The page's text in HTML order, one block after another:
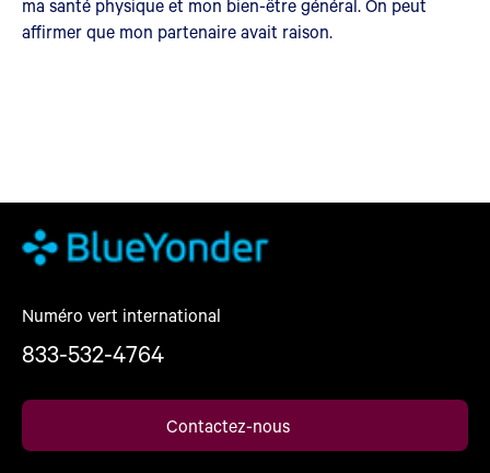
ma santé physique et mon bien-être général. On peut
affirmer que mon partenaire avait raison.
Numéro vert international
833-532-4764
Contactez-nous